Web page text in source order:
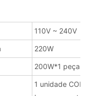
110V ~ 240V
220W
200W*1 peça
1 unidade COB